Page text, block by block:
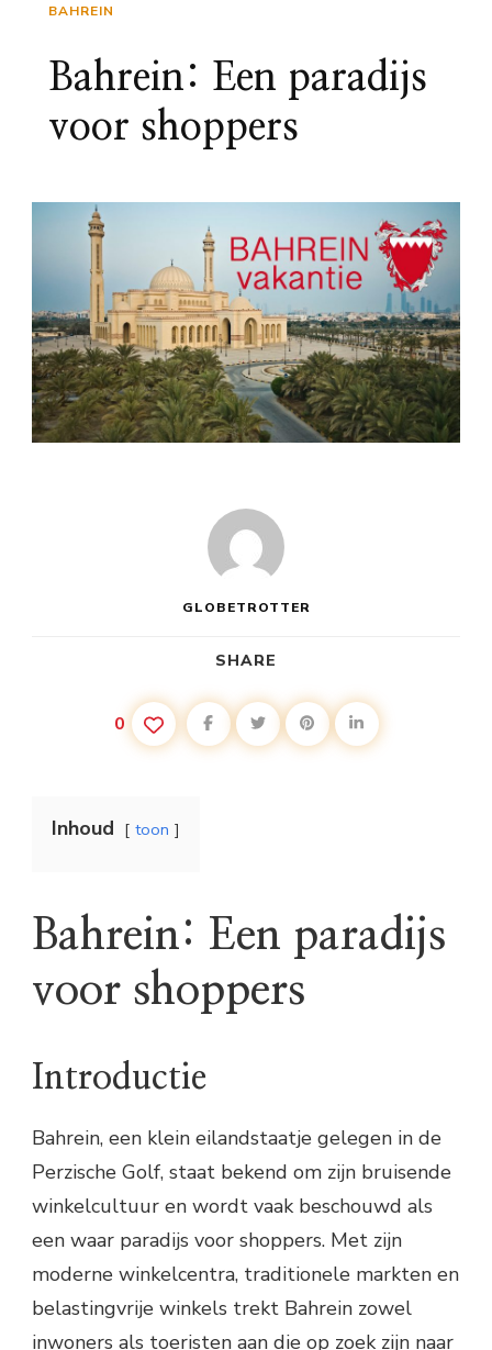
BAHREIN
Bahrein: Een paradijs
voor shoppers
GLOBETROTTER
SHARE
0
Inhoud toon
Bahrein: Een paradijs
voor shoppers
Introductie
Bahrein, een klein eilandstaatje gelegen in de
Perzische Golf, staat bekend om zijn bruisende
winkelcultuur en wordt vaak beschouwd als
een waar paradijs voor shoppers. Met zijn
moderne winkelcentra, traditionele markten en
belastingvrije winkels trekt Bahrein zowel
inwoners als toeristen aan die op zoek zijn naar